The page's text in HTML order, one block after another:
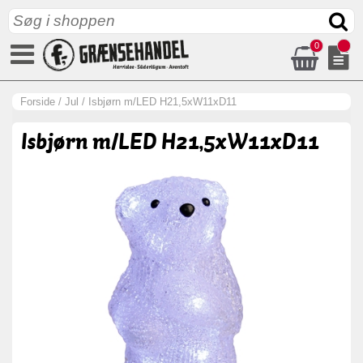
0
Forside / Jul / Isbjørn m/LED H21,5xW11xD11
Isbjørn m/LED H21,5xW11xD11